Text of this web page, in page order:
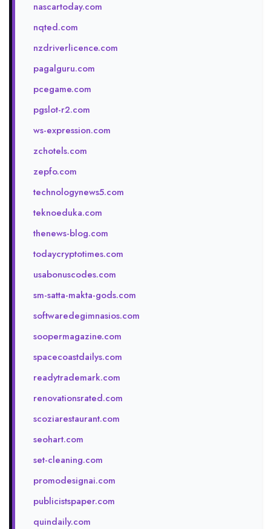
nascartoday.com
nqted.com
nzdriverlicence.com
pagalguru.com
pcegame.com
pgslot-r2.com
ws-expression.com
zchotels.com
zepfo.com
technologynews5.com
teknoeduka.com
thenews-blog.com
todaycryptotimes.com
usabonuscodes.com
sm-satta-makta-gods.com
softwaredegimnasios.com
soopermagazine.com
spacecoastdailys.com
readytrademark.com
renovationsrated.com
scoziarestaurant.com
seohart.com
set-cleaning.com
promodesignai.com
publicistspaper.com
quindaily.com